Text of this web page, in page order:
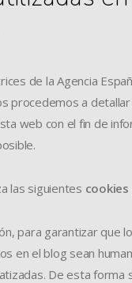
de la Agencia
procedemos a
web con el fin de
las siguientes
para garantizar que
en el blog sean
De esta forma